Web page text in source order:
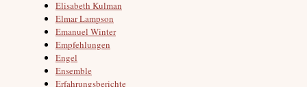
Elisabeth Kulman
Elmar Lampson
Emanuel Winter
Empfehlungen
Engel
Ensemble
Erfahrungsberichte